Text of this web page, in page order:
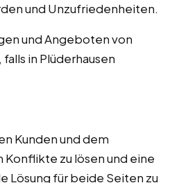
und Unzufriedenheiten.
und Angeboten von
in Plüderhausen
Kunden und dem
zu lösen und eine
Lösung für beide Seiten zu